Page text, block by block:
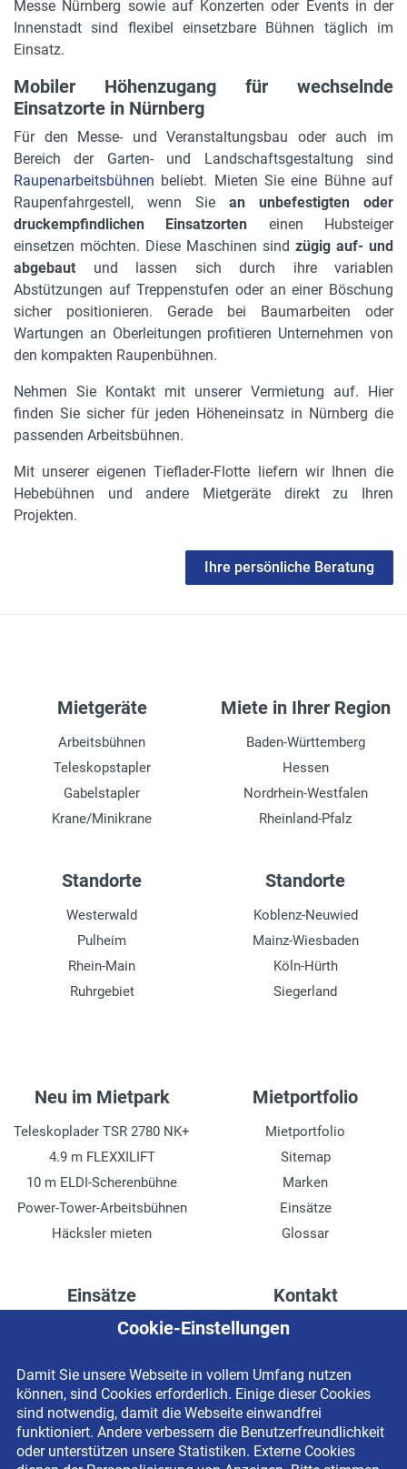
Messe Nürnberg sowie auf Konzerten oder Events in der
Innenstadt sind flexibel einsetzbare Bühnen täglich im
Einsatz.
Mobiler Höhenzugang für wechselnde
Einsatzorte in Nürnberg
Für den Messe- und Veranstaltungsbau oder auch im
Bereich der Garten- und Landschaftsgestaltung sind
Raupenarbeitsbühnen beliebt. Mieten Sie eine Bühne auf
Raupenfahrgestell, wenn Sie an unbefestigten oder
druckempfindlichen Einsatzorten einen Hubsteiger
einsetzen möchten. Diese Maschinen sind zügig auf- und
abgebaut und lassen sich durch ihre variablen
Abstützungen auf Treppenstufen oder an einer Böschung
sicher positionieren. Gerade bei Baumarbeiten oder
Wartungen an Oberleitungen profitieren Unternehmen von
den kompakten Raupenbühnen.
Nehmen Sie Kontakt mit unserer Vermietung auf. Hier
finden Sie sicher für jeden Höheneinsatz in Nürnberg die
passenden Arbeitsbühnen.
Mit unserer eigenen Tieflader-Flotte liefern wir Ihnen die
Hebebühnen und andere Mietgeräte direkt zu Ihren
Projekten.
Ihre persönliche Beratung
Mietgeräte
Arbeitsbühnen
Teleskopstapler
Gabelstapler
Krane/Minikrane
Miete in Ihrer Region
Baden-Württemberg
Hessen
Nordrhein-Westfalen
Rheinland-Pfalz
Standorte
Westerwald
Pulheim
Rhein-Main
Ruhrgebiet
Standorte
Koblenz-Neuwied
Mainz-Wiesbaden
Köln-Hürth
Siegerland
Neu im Mietpark
Teleskoplader TSR 2780 NK+
4.9 m FLEXXILIFT
10 m ELDI-Scherenbühne
Power-Tower-Arbeitsbühnen
Häcksler mieten
Mietportfolio
Mietportfolio
Sitemap
Marken
Einsätze
Glossar
Einsätze
Höhenzugang für
Drainage verlegen
Fassadenreinigung
Terrasse anlegen
Ladenbau
Kontakt
Kontaktformular
Impressum
Datenschutzerklärung
Newsletter-Anmeldung
Cookie-Einstellungen
Damit Sie unsere Webseite in vollem Umfang nutzen
können, sind Cookies erforderlich. Einige dieser Cookies
sind notwendig, damit die Webseite einwandfrei
funktioniert. Andere verbessern die Benutzerfreundlichkeit
oder unterstützen unsere Statistiken. Externe Cookies